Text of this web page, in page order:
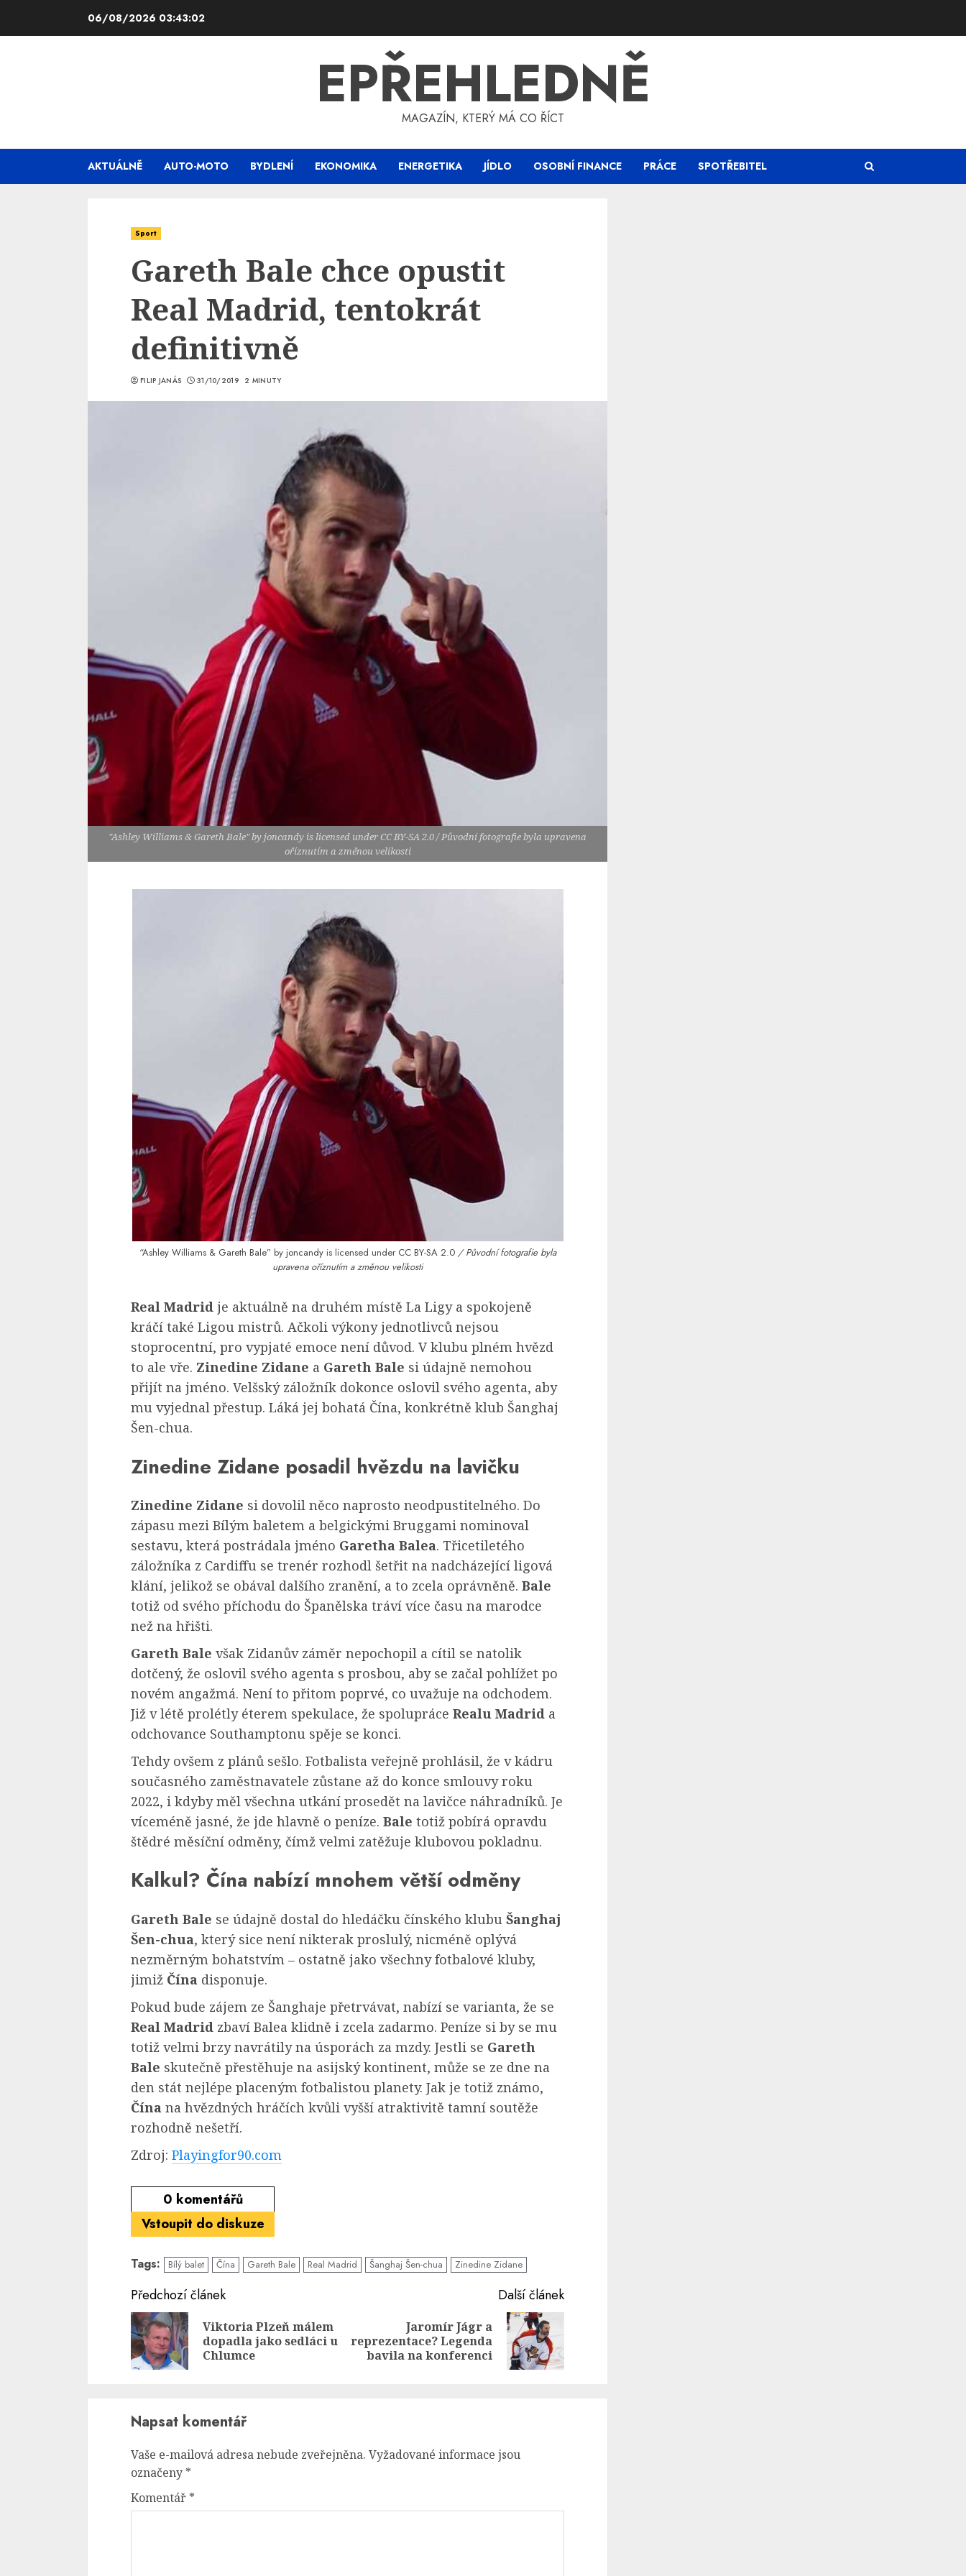
06/08/2026 03:43:03
EPŘEHLEDNĚ
MAGAZÍN, KTERÝ MÁ CO ŘÍCT
AKTUÁLNĚ AUTO-MOTO BYDLENÍ EKONOMIKA ENERGETIKA JÍDLO OSOBNÍ FINANCE PRÁCE SPOTŘEBITEL
Sport
Gareth Bale chce opustit
Real Madrid, tentokrát
definitivně
FILIP JANÁS 31/10/2019 2 MINUTY
"Ashley Williams & Gareth Bale" by joncandy is licensed under CC BY-SA 2.0 / Původní fotografie byla upravena
oříznutím a změnou velikosti
“Ashley Williams & Gareth Bale” by joncandyis licensed under CC BY-SA 2.0 / Původní fotografie byla
upravena oříznutím a změnou velikosti
Real Madrid je aktuálně na druhém místě La Ligy a spokojeně
kráčí také Ligou mistrů. Ačkoli výkony jednotlivců nejsou
stoprocentní, pro vypjaté emoce není důvod. V klubu plném hvězd
to ale vře. Zinedine Zidane a Gareth Bale si údajně nemohou
přijít na jméno. Velšský záložník dokonce oslovil svého agenta, aby
mu vyjednal přestup. Láká jej bohatá Čína, konkrétně klub Šanghaj
Šen-chua.
Zinedine Zidane posadil hvězdu na lavičku
Zinedine Zidane si dovolil něco naprosto neodpustitelného. Do
zápasu mezi Bílým baletem a belgickými Bruggami nominoval
sestavu, která postrádala jméno Garetha Balea. Třicetiletého
záložníka z Cardiffu se trenér rozhodl šetřit na nadcházející ligová
klání, jelikož se obával dalšího zranění, a to zcela oprávněně. Bale
totiž od svého příchodu do Španělska tráví více času na marodce
než na hřišti.
Gareth Bale však Zidanův záměr nepochopil a cítil se natolik
dotčený, že oslovil svého agenta s prosbou, aby se začal pohlížet po
novém angažmá. Není to přitom poprvé, co uvažuje na odchodem.
Již v létě prolétly éterem spekulace, že spolupráce Realu Madrid a
odchovance Southamptonu spěje se konci.
Tehdy ovšem z plánů sešlo. Fotbalista veřejně prohlásil, že v kádru
současného zaměstnavatele zůstane až do konce smlouvy roku
2022, i kdyby měl všechna utkání prosedět na lavičce náhradníků. Je
víceméně jasné, že jde hlavně o peníze. Bale totiž pobírá opravdu
štědré měsíční odměny, čímž velmi zatěžuje klubovou pokladnu.
Kalkul? Čína nabízí mnohem větší odměny
Gareth Bale se údajně dostal do hledáčku čínského klubu Šanghaj
Šen-chua, který sice není nikterak proslulý, nicméně oplývá
nezměrným bohatstvím – ostatně jako všechny fotbalové kluby,
jimiž Čína disponuje.
Pokud bude zájem ze Šanghaje přetrvávat, nabízí se varianta, že se
Real Madrid zbaví Balea klidně i zcela zadarmo. Peníze si by se mu
totiž velmi brzy navrátily na úsporách za mzdy. Jestli se Gareth
Bale skutečně přestěhuje na asijský kontinent, může se ze dne na
den stát nejlépe placeným fotbalistou planety. Jak je totiž známo,
Čína na hvězdných hráčích kvůli vyšší atraktivitě tamní soutěže
rozhodně nešetří.
Zdroj: Playingfor90.com
0 komentářů
Vstoupit do diskuze
Tags: Bílý balet Čína Gareth Bale Real Madrid Šanghaj Šen-chua Zinedine Zidane
Continue
Reading
Předchozí článek
Previous
post:
Viktoria Plzeň málem
dopadla jako sedláci u
Chlumce
Další článek
Next
post:
Jaromír Jágr a
reprezentace? Legenda
bavila na konferenci
Napsat komentář
Vaše e-mailová adresa nebude zveřejněna. Vyžadované informace jsou
označeny *
Komentář *